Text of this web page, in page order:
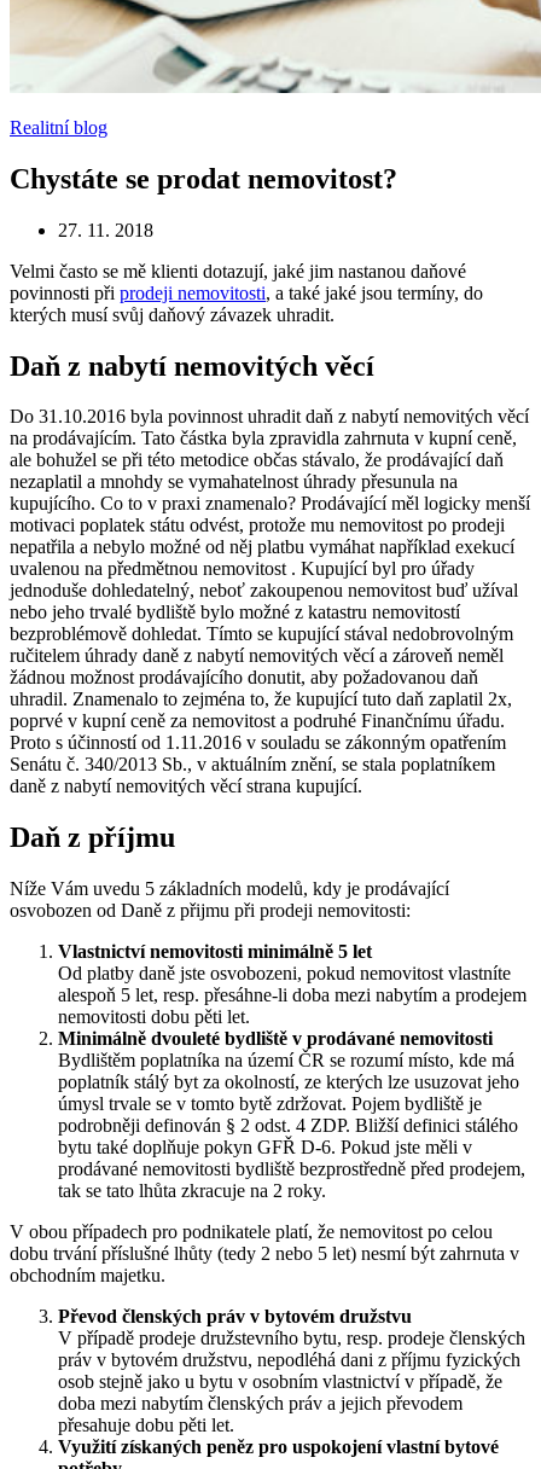
Realitní blog
Chystáte se prodat nemovitost?
27. 11. 2018
Velmi často se mě klienti dotazují, jaké jim nastanou daňové
povinnosti při prodeji nemovitosti, a také jaké jsou termíny, do
kterých musí svůj daňový závazek uhradit.
Daň z nabytí nemovitých věcí
Do 31.10.2016 byla povinnost uhradit daň z nabytí nemovitých věcí
na prodávajícím. Tato částka byla zpravidla zahrnuta v kupní ceně,
ale bohužel se při této metodice občas stávalo, že prodávající daň
nezaplatil a mnohdy se vymahatelnost úhrady přesunula na
kupujícího. Co to v praxi znamenalo? Prodávající měl logicky menší
motivaci poplatek státu odvést, protože mu nemovitost po prodeji
nepatřila a nebylo možné od něj platbu vymáhat například exekucí
uvalenou na předmětnou nemovitost . Kupující byl pro úřady
jednoduše dohledatelný, neboť zakoupenou nemovitost buď užíval
nebo jeho trvalé bydliště bylo možné z katastru nemovitostí
bezproblémově dohledat. Tímto se kupující stával nedobrovolným
ručitelem úhrady daně z nabytí nemovitých věcí a zároveň neměl
žádnou možnost prodávajícího donutit, aby požadovanou daň
uhradil. Znamenalo to zejména to, že kupující tuto daň zaplatil 2x,
poprvé v kupní ceně za nemovitost a podruhé Finančnímu úřadu.
Proto s účinností od 1.11.2016 v souladu se zákonným opatřením
Senátu č. 340/2013 Sb., v aktuálním znění, se stala poplatníkem
daně z nabytí nemovitých věcí strana kupující.
Daň z příjmu
Níže Vám uvedu 5 základních modelů, kdy je prodávající
osvobozen od Daně z přijmu při prodeji nemovitosti:
Vlastnictví nemovitosti minimálně 5 let
Od platby daně jste osvobozeni, pokud nemovitost vlastníte
alespoň 5 let, resp. přesáhne-li doba mezi nabytím a prodejem
nemovitosti dobu pěti let.
Minimálně dvouleté bydliště v prodávané nemovitosti
Bydlištěm poplatníka na území ČR se rozumí místo, kde má
poplatník stálý byt za okolností, ze kterých lze usuzovat jeho
úmysl trvale se v tomto bytě zdržovat. Pojem bydliště je
podrobněji definován § 2 odst. 4 ZDP. Bližší definici stálého
bytu také doplňuje pokyn GFŘ D-6. Pokud jste měli v
prodávané nemovitosti bydliště bezprostředně před prodejem,
tak se tato lhůta zkracuje na 2 roky.
V obou případech pro podnikatele platí, že nemovitost po celou
dobu trvání příslušné lhůty (tedy 2 nebo 5 let) nesmí být zahrnuta v
obchodním majetku.
Převod členských práv v bytovém družstvu
V případě prodeje družstevního bytu, resp. prodeje členských
práv v bytovém družstvu, nepodléhá dani z příjmu fyzických
osob stejně jako u bytu v osobním vlastnictví v případě, že
doba mezi nabytím členských práv a jejich převodem
přesahuje dobu pěti let.
Využití získaných peněz pro uspokojení vlastní bytové